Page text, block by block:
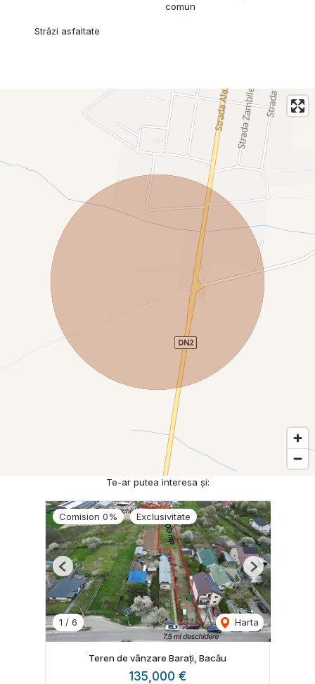
comun
Străzi asfaltate
Te-ar putea interesa și:
Comision 0% Exclusivitate
1 / 6 Harta
Previous Next
Teren de vânzare Barați, Bacău
135,000 €